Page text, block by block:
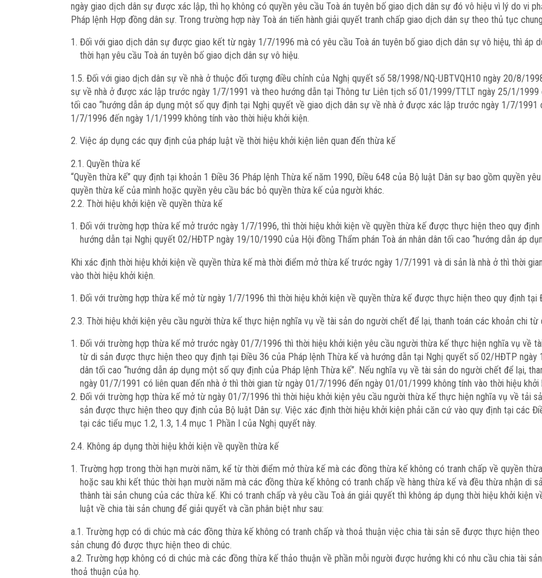
ngày giao dịch dân sự được xác lập, thì họ không có quyền yêu cầu Toà án tuyên bố giao dịch dân sự đó vô hiệu vì lý do vi
Pháp lệnh Hợp đồng dân sự. Trong trường hợp này Toà án tiến hành giải quyết tranh chấp giao dịch dân sự theo thủ tục
Đối với giao dịch dân sự được giao kết từ ngày 1/7/1996 mà có yêu cầu Toà án tuyên bố giao dịch dân sự vô hiệu, thì áp
thời hạn yêu cầu Toà án tuyên bố giao dịch dân sự vô hiệu.
1.5. Đối với giao dịch dân sự về nhà ở thuộc đối tượng điều chỉnh của Nghị quyết số 58/1998/NQ-UBTVQH10 ngày 20/8/
sự về nhà ở được xác lập trước ngày 1/7/1991 và theo hướng dẫn tại Thông tư Liên tịch số 01/1999/TTLT ngày 25/1/1999
tối cao “hướng dẫn áp dụng một số quy định tại Nghị quyết về giao dịch dân sự về nhà ở được xác lập trước ngày 1/7/1991
1/7/1996 đến ngày 1/1/1999 không tính vào thời hiệu khởi kiện.
Việc áp dụng các quy định của pháp luật về thời hiệu khởi kiện liên quan đến thừa kế
2.1. Quyền thừa kế
“Quyền thừa kế” quy định tại khoản 1 Điều 36 Pháp lệnh Thừa kế năm 1990, Điều 648 của Bộ luật Dân sự bao gồm quyền
quyền thừa kế của mình hoặc quyền yêu cầu bác bỏ quyền thừa kế của người khác.
2.2. Thời hiệu khởi kiện về quyền thừa kế
Đối với trường hợp thừa kế mở trước ngày 1/7/1996, thì thời hiệu khởi kiện về quyền thừa kế được thực hiện theo quy
hướng dẫn tại Nghị quyết 02/HĐTP ngày 19/10/1990 của Hội đồng Thẩm phán Toà án nhân dân tối cao “hướng dẫn áp
Khi xác định thời hiệu khởi kiện về quyền thừa kế mà thời điểm mở thừa kế trước ngày 1/7/1991 và di sản là nhà ở thì thời
vào thời hiệu khởi kiện.
Đối với trường hợp thừa kế mở từ ngày 1/7/1996 thì thời hiệu khởi kiện về quyền thừa kế được thực hiện theo quy định tại
2.3. Thời hiệu khởi kiện yêu cầu người thừa kế thực hiện nghĩa vụ về tài sản do người chết để lại, thanh toán các khoản chi từ
Đối với trường hợp thừa kế mở trước ngày 01/7/1996 thì thời hiệu khởi kiện yêu cầu người thừa kế thực hiện nghĩa vụ về
từ di sản được thực hiện theo quy định tại Điều 36 của Pháp lệnh Thừa kế và hướng dẫn tại Nghị quyết số 02/HĐTP ngày
dân tối cao “hướng dẫn áp dụng một số quy định của Pháp lệnh Thừa kế”. Nếu nghĩa vụ về tài sản do người chết để lại,
ngày 01/7/1991 có liên quan đến nhà ở thì thời gian từ ngày 01/7/1996 đến ngày 01/01/1999 không tính vào thời hiệu khởi
Đối với trường hợp thừa kế mở từ ngày 01/7/1996 thì thời hiệu khởi kiện yêu cầu người thừa kế thực hiện nghĩa vụ về tải
sản được thực hiện theo quy định của Bộ luật Dân sự. Việc xác định thời hiệu khởi kiện phải căn cứ vào quy định tại các
tại các tiểu mục 1.2, 1.3, 1.4 mục 1 Phần I của Nghị quyết này.
2.4. Không áp dụng thời hiệu khởi kiện về quyền thừa kế
Trường hợp trong thời hạn mười năm, kể từ thời điểm mở thừa kế mà các đồng thừa kế không có tranh chấp về quyền
hoặc sau khi kết thúc thời hạn mười năm mà các đồng thừa kế không có tranh chấp về hàng thừa kế và đều thừa nhận di
thành tài sản chung của các thừa kế. Khi có tranh chấp và yêu cầu Toà án giải quyết thì không áp dụng thời hiệu khởi kiện
luật về chia tài sản chung để giải quyết và cần phân biệt như sau:
a.1. Trường hợp có di chúc mà các đồng thừa kế không có tranh chấp và thoả thuận việc chia tài sản sẽ được thực hiện
sản chung đó được thực hiện theo di chúc.
a.2. Trường hợp không có di chúc mà các đồng thừa kế thảo thuận về phần mỗi người được hưởng khi có nhu cầu chia tài
thoả thuận của họ.